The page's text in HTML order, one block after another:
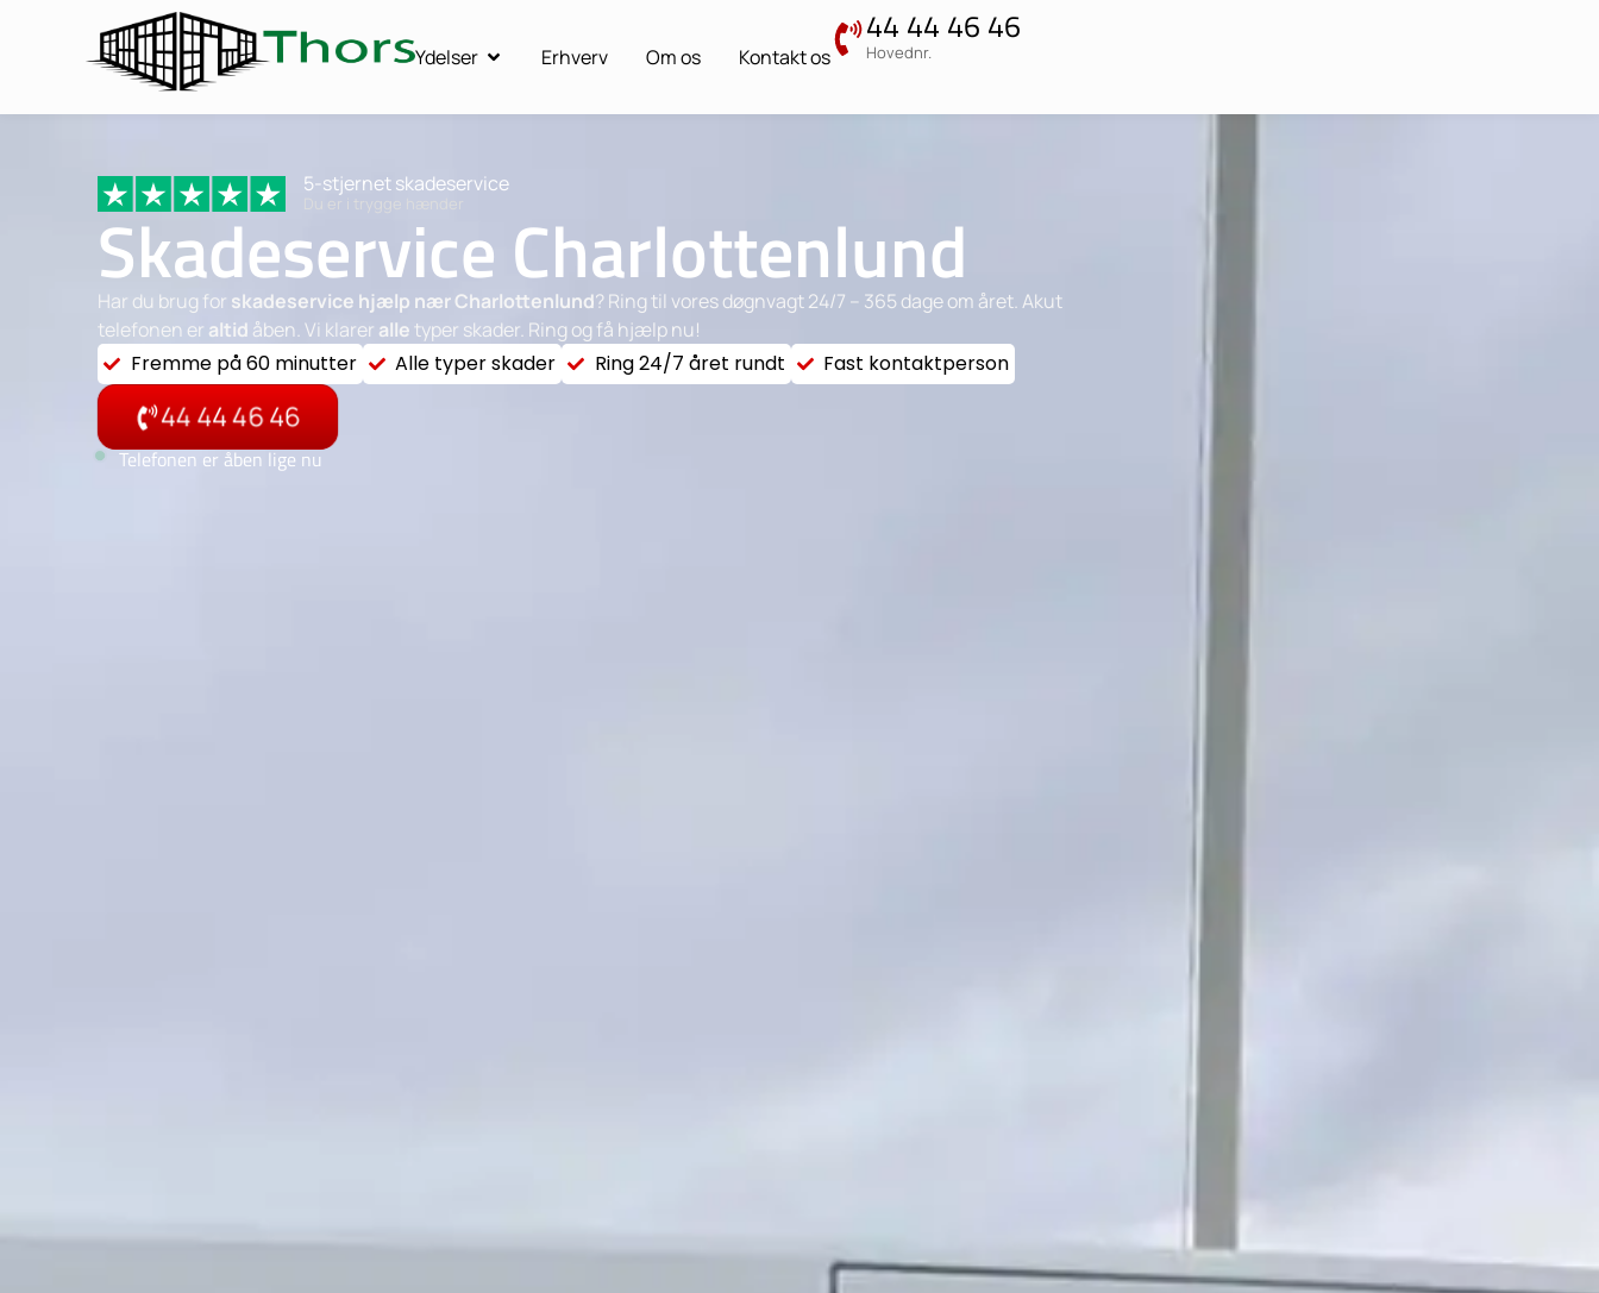
Ydelser Erhverv Om os Kontakt os
44 44 46 46
Hovednr.
5-stjernet skadeservice
Du er i trygge hænder
Skadeservice Charlottenlund
Har du brug for skadeservice hjælp nær Charlottenlund? Ring til vores døgnvagt 24/7 – 365 dage om året. Akut
telefonen er altid åben. Vi klarer alletyper skader. Ring og få hjælp nu!
Fremme på 60 minutter Alle typer skader Ring 24/7 året rundt Fast kontaktperson
44 44 46 46
Telefonen er åben lige nu